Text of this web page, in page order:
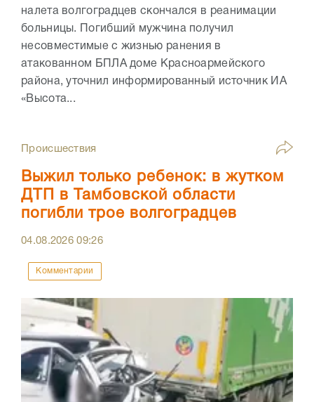
налета волгоградцев скончался в реанимации
больницы. Погибший мужчина получил
несовместимые с жизнью ранения в
атакованном БПЛА доме Красноармейского
района, уточнил информированный источник ИА
«Высота...
Происшествия
Выжил только ребенок: в жутком
ДТП в Тамбовской области
погибли трое волгоградцев
04.08.202609:26
Комментарии